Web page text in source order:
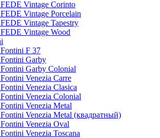
Vintage Corinto
Vintage Porcelain
Vintage Tapestry
Vintage Wood
F 37
Garby
Garby Colonial
Venezia Carre
Venezia Clasica
Venezia Colonial
Venezia Metal
Venezia Metal (квадратный)
Venezia Oval
Venezia Toscana